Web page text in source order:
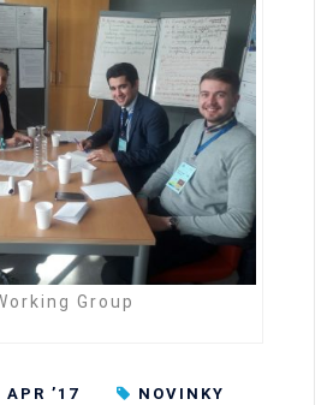
Group
APR ’17 NOVINKY